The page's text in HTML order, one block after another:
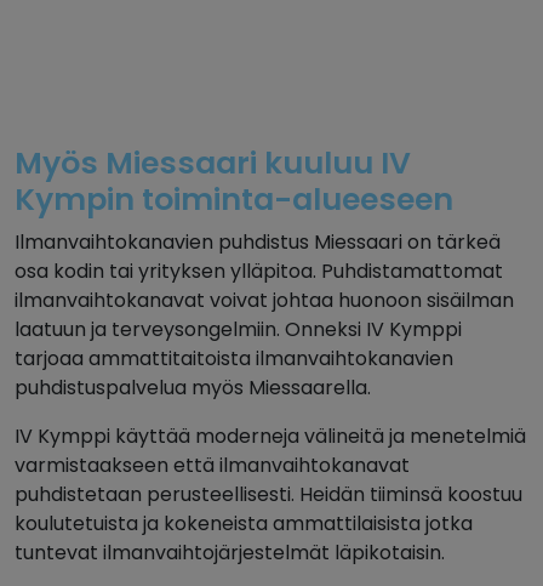
Myös Miessaari kuuluu IV
Kympin toiminta-alueeseen
Ilmanvaihtokanavien puhdistus Miessaari on tärkeä
osa kodin tai yrityksen ylläpitoa. Puhdistamattomat
ilmanvaihtokanavat voivat johtaa huonoon sisäilman
laatuun ja terveysongelmiin. Onneksi IV Kymppi
tarjoaa ammattitaitoista ilmanvaihtokanavien
puhdistuspalvelua myös Miessaarella.
IV Kymppi käyttää moderneja välineitä ja menetelmiä
varmistaakseen että ilmanvaihtokanavat
puhdistetaan perusteellisesti. Heidän tiiminsä koostuu
koulutetuista ja kokeneista ammattilaisista jotka
tuntevat ilmanvaihtojärjestelmät läpikotaisin.